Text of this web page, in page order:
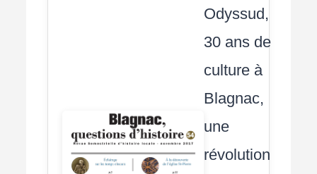
Odyssud,
30 ans de
culture à
Blagnac,
une
révolution